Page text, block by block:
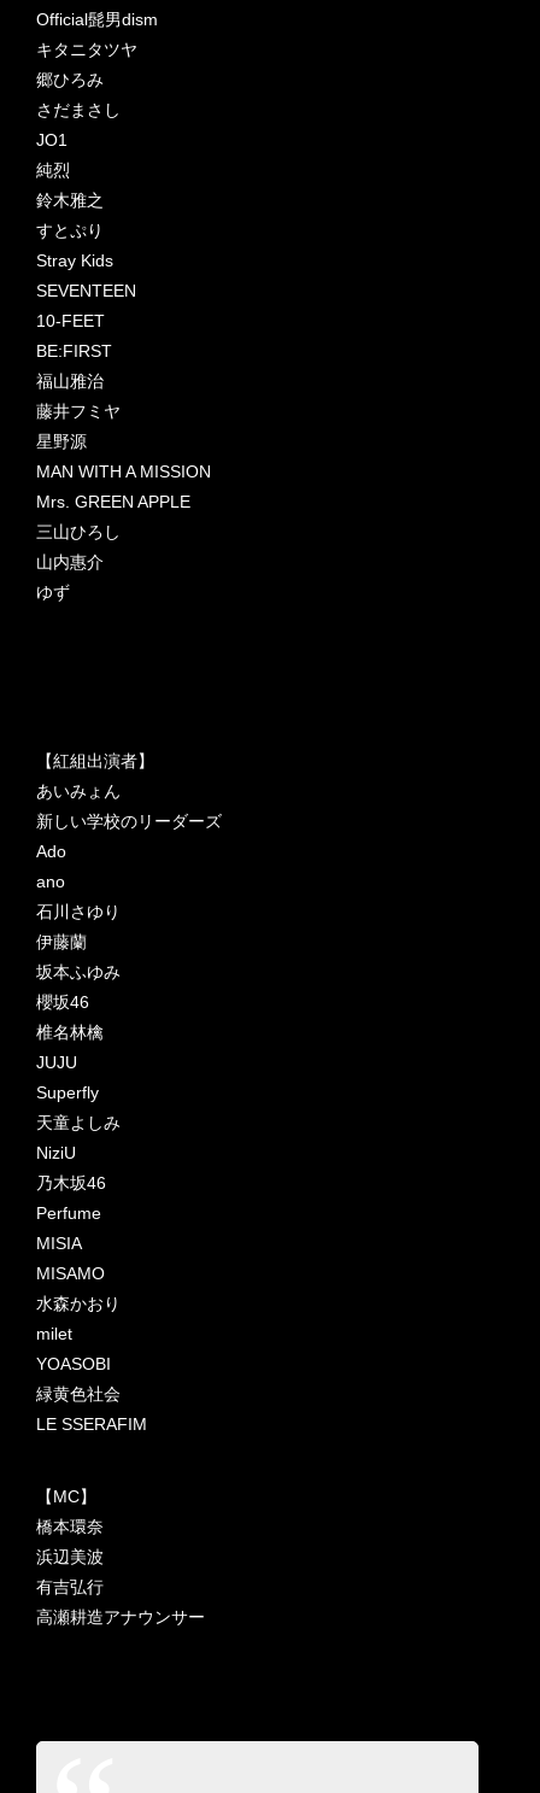
Official髭男dism
キタニタツヤ
郷ひろみ
さだまさし
JO1
純烈
鈴木雅之
すとぷり
Stray Kids
SEVENTEEN
10-FEET
BE:FIRST
福山雅治
藤井フミヤ
星野源
MAN WITH A MISSION
Mrs. GREEN APPLE
三山ひろし
山内惠介
ゆず
【紅組出演者】
あいみょん
新しい学校のリーダーズ
Ado
ano
石川さゆり
伊藤蘭
坂本ふゆみ
櫻坂46
椎名林檎
JUJU
Superfly
天童よしみ
NiziU
乃木坂46
Perfume
MISIA
MISAMO
水森かおり
milet
YOASOBI
緑黄色社会
LE SSERAFIM
【MC】
橋本環奈
浜辺美波
有吉弘行
高瀬耕造アナウンサー